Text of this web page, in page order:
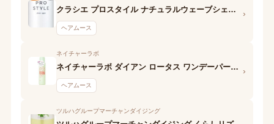
クラシエ プロスタイル ナチュラルウェーブシェイクムース
ヘアムース
›
ネイチャーラボ
ネイチャーラボ ダイアン ロータス ワンデーパーマスタイル ヘアフォーム ティー&シトラスの香り
ヘアムース
›
ツルハグループマーチャンダイジング